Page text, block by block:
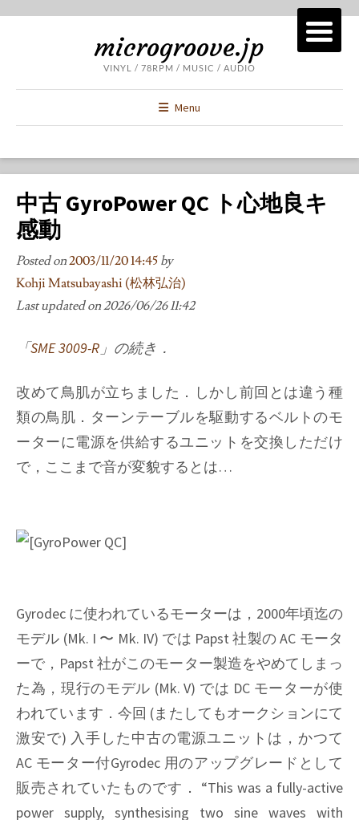
microgroove.jp
VINYL / 78RPM / MUSIC / AUDIO
Menu
中古 GyroPower QC ト心地良キ
感動
Posted on2003/11/20 14:45 by
Kohji Matsubayashi (松林弘治)
Last updated on2026/06/26 11:42
「SME 3009-R 」の続き．
改めて鳥肌が立ちました．しかし前回とは違う種
類の鳥肌．ターンテーブルを駆動するベルトのモ
ーターに電源を供給するユニットを交換しただけ
で，ここまで音が変貌するとは…
Gyrodec に使われているモーターは，2000年頃迄の
モデル (Mk. I 〜 Mk. IV) では Papst 社製の AC モータ
ーで，Papst 社がこのモーター製造をやめてしまっ
た為，現行のモデル (Mk. V) では DC モーターが使
われています．今回 (またしてもオークションにて
激安で) 入手した中古の電源ユニットは，かつて
AC モーター付Gyrodec 用のアップグレードとして
販売されていたものです． “This was a fully-active
power supply, synthesising two sine waves with